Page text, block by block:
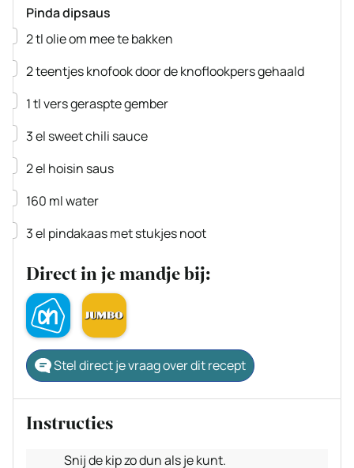
Pinda dipsaus
▢
2tlolieom mee te bakken
▢
2teentjesknofookdoor de knoflookpers gehaald
▢
1tlvers geraspte gember
▢
3el sweet chili sauce
▢
2el hoisin saus
▢
160 mlwater
▢
3el pindakaas met stukjes noot
Direct in je mandje bij:
Stel direct je vraag over dit recept
Instructies
Snij de kip zo dun als je kunt.